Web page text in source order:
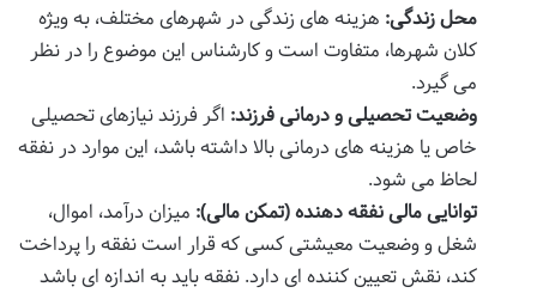
محل زندگی: هزینه های زندگی در شهرهای مختلف، به ویژه
کلان شهرها، متفاوت است و کارشناس این موضوع را در نظر
می گیرد.
وضعیت تحصیلی و درمانی فرزند: اگر فرزند نیازهای تحصیلی
خاص یا هزینه های درمانی بالا داشته باشد، این موارد در نفقه
لحاظ می شود.
توانایی مالی نفقه دهنده (تمکن مالی): میزان درآمد، اموال،
شغل و وضعیت معیشتی کسی که قرار است نفقه را پرداخت
کند، نقش تعیین کننده ای دارد. نفقه باید به اندازه ای باشد